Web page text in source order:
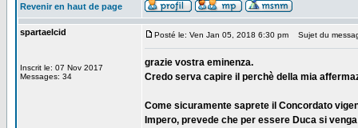
Revenir en haut de page
spartaelcid
Inscrit le: 07 Nov 2017
Messages: 34
Posté le: Ven Jan 05, 2018 6:30 pm Sujet du
grazie vostra eminenza.
Credo serva capire il perchè della mia
Come sicuramente saprete il Concordato
Impero, prevede che per essere Duca si